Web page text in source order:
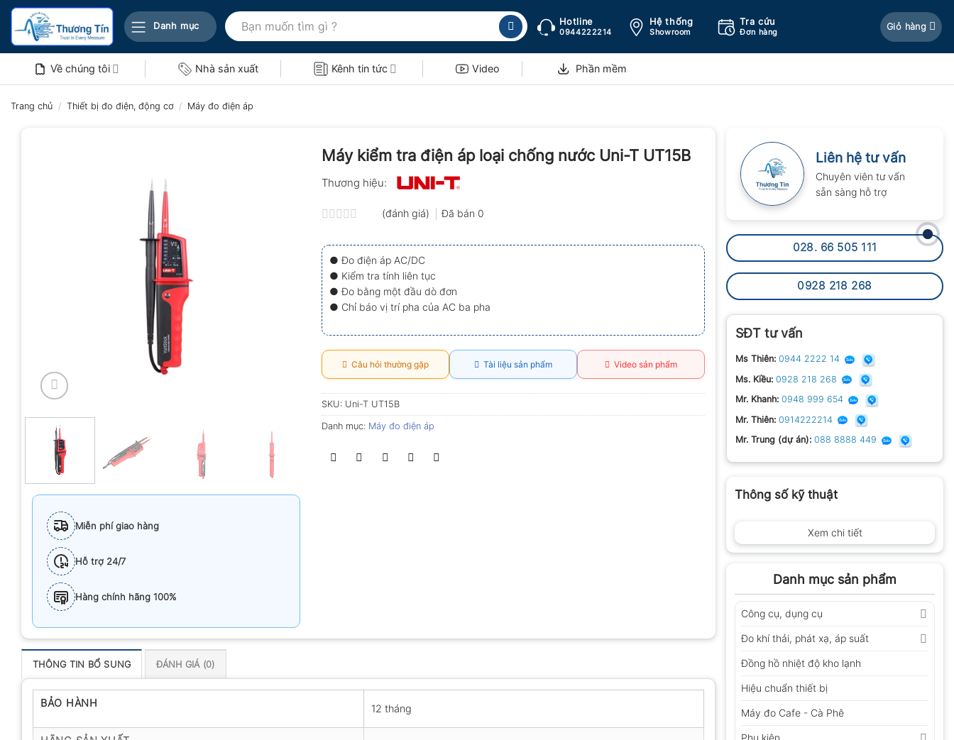
Bỏ
nội
Danh mục
Tìm
kiếm:
Hotline
0944222214
Hệ thống
Showroom
Tra cứu
Đơn hàng
Giỏ hàng
Về chúng tôi Nhà sản xuất Kênh tin tức Video Phần mềm
Trang chủ / Thiết bị đo điện, động cơ / Máy đo điện áp
Liên hệ tư vấn
Chuyên viên tư vấn
sẵn sàng hỗ trợ
028. 66 505 111
0928 218 268
SĐT tư vấn
Ms Thiên: 0944 2222 14
Ms. Kiều: 0928 218 268
Mr. Khanh: 0948 999 654
Mr. Thiên: 0914222214
Mr. Trung (dự án): 088 8888 449
Thông số kỹ thuật
Xem chi tiết
Danh mục sản phẩm
Công cụ, dụng cụ
Đo khí thải, phát xạ, áp suất
Đồng hồ nhiệt độ kho lạnh
Hiệu chuẩn thiết bị
Máy đo Cafe - Cà Phê
Phụ kiện
Miễn phí giao hàng
Hỗ trợ 24/7
Hàng chính hãng 100%
Máy kiểm tra điện áp loại chống nước Uni-T UT15B
Thương hiệu:
xếp
hạng
0.0
5
sao
(đánh giá) Đã bán 0
● Đo điện áp AC/DC
● Kiểm tra tính liên tục
● Đo bằng một đầu dò đơn
● Chỉ báo vị trí pha của AC ba pha
Câu hỏi thường gặp Tài liệu sản phẩm Video sản phẩm
SKU: Uni-T UT15B
Danh mục: Máy đo điện áp
THÔNG TIN BỔ SUNG ĐÁNH GIÁ (0)
BẢO HÀNH 12 tháng